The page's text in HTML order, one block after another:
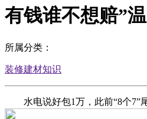
有钱谁不想赔”
所属分类：
装修建材知识
水电说好包1万，此前“8个7”